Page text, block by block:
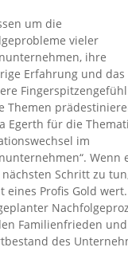
um die
vieler
ihre
Erfahrung und das
Themen
Egerth für die
im
Wenn
nächsten Schritt zu
eines Profis Gold
Familienfrieden
des